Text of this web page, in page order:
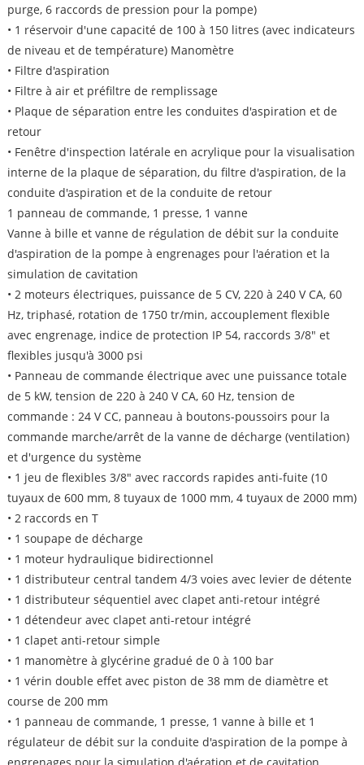
purge, 6 raccords de pression pour la pompe)
• 1 réservoir d'une capacité de 100 à 150 litres (avec indicateurs
de niveau et de température) Manomètre
• Filtre d'aspiration
• Filtre à air et préfiltre de remplissage
• Plaque de séparation entre les conduites d'aspiration et de
retour
• Fenêtre d'inspection latérale en acrylique pour la visualisation
interne de la plaque de séparation, du filtre d'aspiration, de la
conduite d'aspiration et de la conduite de retour
1 panneau de commande, 1 presse, 1 vanne
Vanne à bille et vanne de régulation de débit sur la conduite
d'aspiration de la pompe à engrenages pour l'aération et la
simulation de cavitation
• 2 moteurs électriques, puissance de 5 CV, 220 à 240 V CA, 60
Hz, triphasé, rotation de 1750 tr/min, accouplement flexible
avec engrenage, indice de protection IP 54, raccords 3/8" et
flexibles jusqu'à 3000 psi
• Panneau de commande électrique avec une puissance totale
de 5 kW, tension de 220 à 240 V CA, 60 Hz, tension de
commande : 24 V CC, panneau à boutons-poussoirs pour la
commande marche/arrêt de la vanne de décharge (ventilation)
et d'urgence du système
• 1 jeu de flexibles 3/8" avec raccords rapides anti-fuite (10
tuyaux de 600 mm, 8 tuyaux de 1000 mm, 4 tuyaux de 2000 mm)
• 2 raccords en T
• 1 soupape de décharge
• 1 moteur hydraulique bidirectionnel
• 1 distributeur central tandem 4/3 voies avec levier de détente
• 1 distributeur séquentiel avec clapet anti-retour intégré
• 1 détendeur avec clapet anti-retour intégré
• 1 clapet anti-retour simple
• 1 manomètre à glycérine gradué de 0 à 100 bar
• 1 vérin double effet avec piston de 38 mm de diamètre et
course de 200 mm
• 1 panneau de commande, 1 presse, 1 vanne à bille et 1
régulateur de débit sur la conduite d'aspiration de la pompe à